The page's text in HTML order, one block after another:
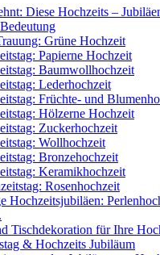
Diese Hochzeits –
Grüne Hochzeit
Papierne Hochzeit
Baumwollhochzeit
Lederhochzeit
Früchte- und
Hölzerne Hochzeit
Zuckerhochzeit
Wollhochzeit
Bronzehochzeit
Keramikhochzeit
Rosenhochzeit
Hochzeitsjubiläen:
Tischdekoration für Ihre
& Hochzeits Jubiläum